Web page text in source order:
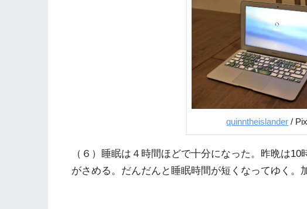
quinntheislander /
（６）睡眠は４時間ほどで十分になった。昨晩は
がさめる。だんだんと睡眠時間が短くなってゆく。